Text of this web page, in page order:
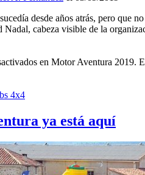
desde años atrás, pero que
Nadal, cabeza visible de la
en Motor Aventura 2019.
4x4
ya está aquí